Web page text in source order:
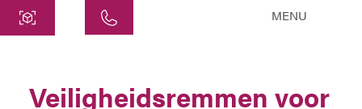
MENU
Veiligheidsremmen voor